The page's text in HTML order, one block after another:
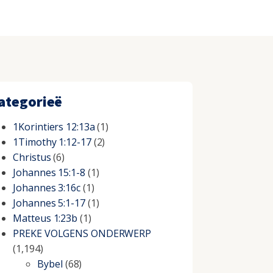
1Korintiers 12:13a(1)
1Timothy 1:12-17(2)
Christus(6)
Johannes 15:1-8 (1)
Johannes 3:16c(1)
Johannes 5:1-17(1)
Matteus 1:23b (1)
PREKE VOLGENS ONDERWERP
(1,194)
Bybel (68)